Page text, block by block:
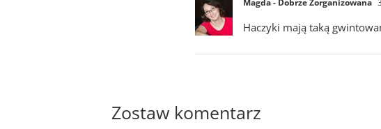
Magda - Dobrze Zorganizowana
Haczyki mają taką
Zostaw komentarz